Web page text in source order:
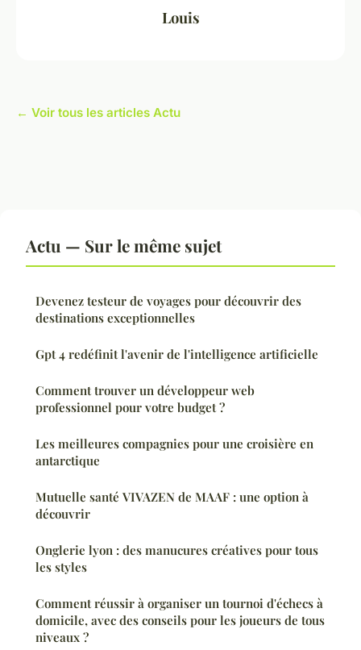
Louis
← Voir tous les articles Actu
Actu — Sur le même sujet
Devenez testeur de voyages pour découvrir des
destinations exceptionnelles
Gpt 4 redéfinit l'avenir de l'intelligence artificielle
Comment trouver un développeur web
professionnel pour votre budget ?
Les meilleures compagnies pour une croisière en
antarctique
Mutuelle santé VIVAZEN de MAAF : une option à
découvrir
Onglerie lyon : des manucures créatives pour tous
les styles
Comment réussir à organiser un tournoi d'échecs à
domicile, avec des conseils pour les joueurs de tous
niveaux ?